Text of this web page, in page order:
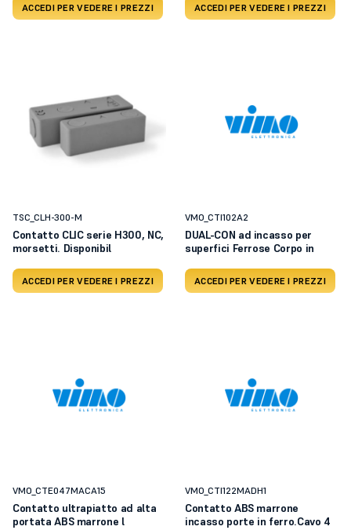
ACCEDI PER VEDERE I PREZZI ACCEDI PER VEDERE I PREZZI
TSC_CLH-300-M
Contatto CLIC serie H300, NC,
morsetti. Disponibil
ACCEDI PER VEDERE I PREZZI
VMO_CTI102A2
DUAL-CON ad incasso per
superfici Ferrose Corpo in
ACCEDI PER VEDERE I PREZZI
VMO_CTE047MACA15
Contatto ultrapiatto ad alta
portata ABS marrone l
VMO_CTI122MADH1
Contatto ABS marrone
incasso porte in ferro.Cavo 4